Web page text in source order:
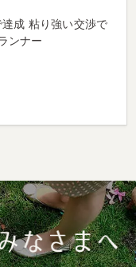
成 粘り強い交渉で
ンナー